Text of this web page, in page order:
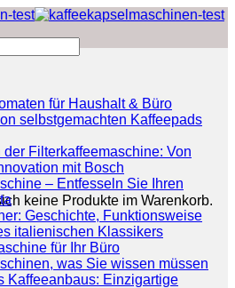
keine Produkte im Warenkorb.
für Haushalt & Büro
selbstgemachten Kaffeepads
Filterkaffeemaschine: Von
mit Bosch
– Entfesseln Sie Ihren
Geschichte, Funktionsweise
italienischen Klassikers
für Ihr Büro
was Sie wissen müssen
Kaffeeanbaus: Einzigartige